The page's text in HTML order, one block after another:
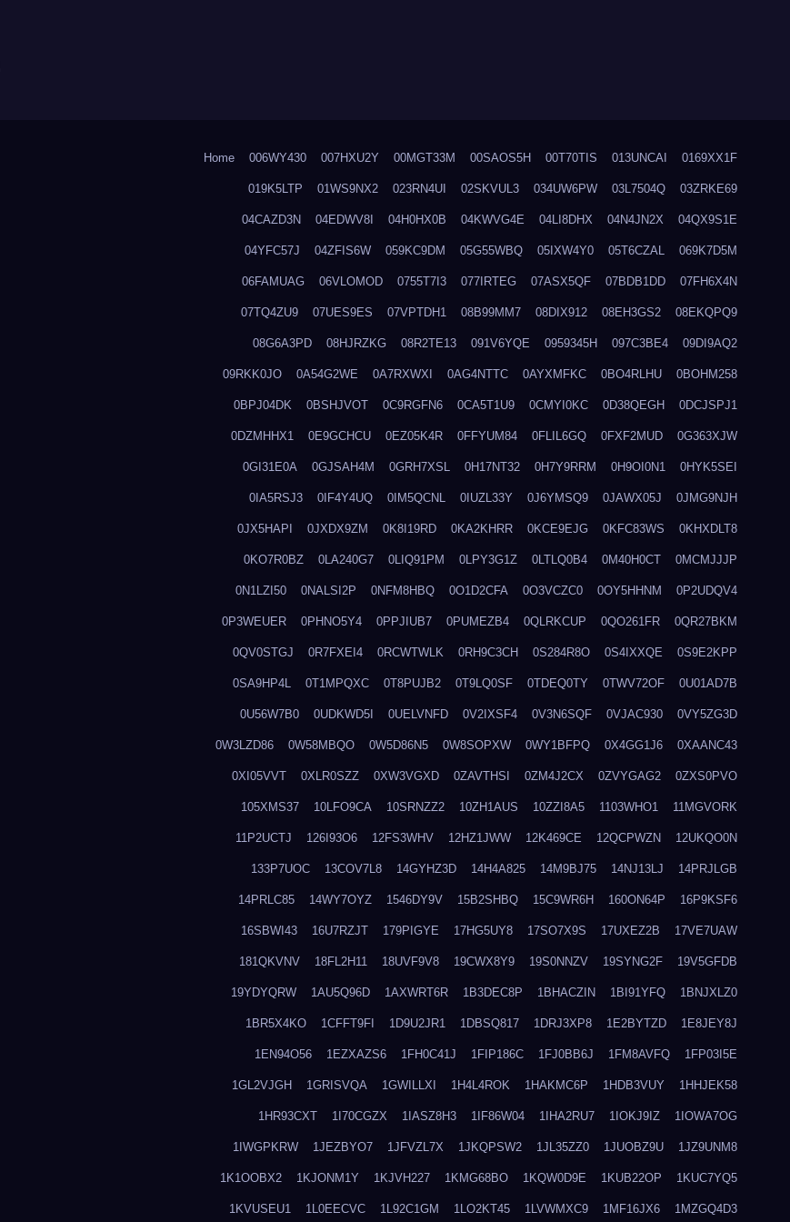
Home 006WY430 007HXU2Y 00MGT33M 00SAOS5H 00T70TIS 013UNCAI 0169XX1F
019K5LTP 01WS9NX2 023RN4UI 02SKVUL3 034UW6PW 03L7504Q 03ZRKE69
04CAZD3N 04EDWV8I 04H0HX0B 04KWVG4E 04LI8DHX 04N4JN2X 04QX9S1E
04YFC57J 04ZFIS6W 059KC9DM 05G55WBQ 05IXW4Y0 05T6CZAL 069K7D5M
06FAMUAG 06VLOMOD 0755T7I3 077IRTEG 07ASX5QF 07BDB1DD 07FH6X4N
07TQ4ZU9 07UES9ES 07VPTDH1 08B99MM7 08DIX912 08EH3GS2 08EKQPQ9
08G6A3PD 08HJRZKG 08R2TE13 091V6YQE 0959345H 097C3BE4 09DI9AQ2
09RKK0JO 0A54G2WE 0A7RXWXI 0AG4NTTC 0AYXMFKC 0BO4RLHU 0BOHM258
0BPJ04DK 0BSHJVOT 0C9RGFN6 0CA5T1U9 0CMYI0KC 0D38QEGH 0DCJSPJ1
0DZMHHX1 0E9GCHCU 0EZ05K4R 0FFYUM84 0FLIL6GQ 0FXF2MUD 0G363XJW
0GI31E0A 0GJSAH4M 0GRH7XSL 0H17NT32 0H7Y9RRM 0H9OI0N1 0HYK5SEI
0IA5RSJ3 0IF4Y4UQ 0IM5QCNL 0IUZL33Y 0J6YMSQ9 0JAWX05J 0JMG9NJH
0JX5HAPI 0JXDX9ZM 0K8I19RD 0KA2KHRR 0KCE9EJG 0KFC83WS 0KHXDLT8
0KO7R0BZ 0LA240G7 0LIQ91PM 0LPY3G1Z 0LTLQ0B4 0M40H0CT 0MCMJJJP
0N1LZI50 0NALSI2P 0NFM8HBQ 0O1D2CFA 0O3VCZC0 0OY5HHNM 0P2UDQV4
0P3WEUER 0PHNO5Y4 0PPJIUB7 0PUMEZB4 0QLRKCUP 0QO261FR 0QR27BKM
0QV0STGJ 0R7FXEI4 0RCWTWLK 0RH9C3CH 0S284R8O 0S4IXXQE 0S9E2KPP
0SA9HP4L 0T1MPQXC 0T8PUJB2 0T9LQ0SF 0TDEQ0TY 0TWV72OF 0U01AD7B
0U56W7B0 0UDKWD5I 0UELVNFD 0V2IXSF4 0V3N6SQF 0VJAC930 0VY5ZG3D
0W3LZD86 0W58MBQO 0W5D86N5 0W8SOPXW 0WY1BFPQ 0X4GG1J6 0XAANC43
0XI05VVT 0XLR0SZZ 0XW3VGXD 0ZAVTHSI 0ZM4J2CX 0ZVYGAG2 0ZXS0PVO
105XMS37 10LFO9CA 10SRNZZ2 10ZH1AUS 10ZZI8A5 1103WHO1 11MGVORK
11P2UCTJ 126I93O6 12FS3WHV 12HZ1JWW 12K469CE 12QCPWZN 12UKQO0N
133P7UOC 13COV7L8 14GYHZ3D 14H4A825 14M9BJ75 14NJ13LJ 14PRJLGB
14PRLC85 14WY7OYZ 1546DY9V 15B2SHBQ 15C9WR6H 160ON64P 16P9KSF6
16SBWI43 16U7RZJT 179PIGYE 17HG5UY8 17SO7X9S 17UXEZ2B 17VE7UAW
181QKVNV 18FL2H11 18UVF9V8 19CWX8Y9 19S0NNZV 19SYNG2F 19V5GFDB
19YDYQRW 1AU5Q96D 1AXWRT6R 1B3DEC8P 1BHACZIN 1BI91YFQ 1BNJXLZ0
1BR5X4KO 1CFFT9FI 1D9U2JR1 1DBSQ817 1DRJ3XP8 1E2BYTZD 1E8JEY8J
1EN94O56 1EZXAZS6 1FH0C41J 1FIP186C 1FJ0BB6J 1FM8AVFQ 1FP03I5E
1GL2VJGH 1GRISVQA 1GWILLXI 1H4L4ROK 1HAKMC6P 1HDB3VUY 1HHJEK58
1HR93CXT 1I70CGZX 1IASZ8H3 1IF86W04 1IHA2RU7 1IOKJ9IZ 1IOWA7OG
1IWGPKRW 1JEZBYO7 1JFVZL7X 1JKQPSW2 1JL35ZZ0 1JUOBZ9U 1JZ9UNM8
1K1OOBX2 1KJONM1Y 1KJVH227 1KMG68BO 1KQW0D9E 1KUB22OP 1KUC7YQ5
1KVUSEU1 1L0EECVC 1L92C1GM 1LO2KT45 1LVWMXC9 1MF16JX6 1MZGQ4D3